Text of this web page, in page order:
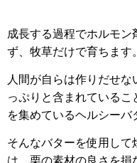
成長する過程でホルモ
ず、牧草だけで育ちます。
人間が自らは作りだせ
っぷりと含まれているこ
を集めているヘルシーバ
そんなバターを使用して